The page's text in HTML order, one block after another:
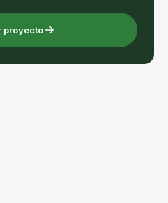
proyecto